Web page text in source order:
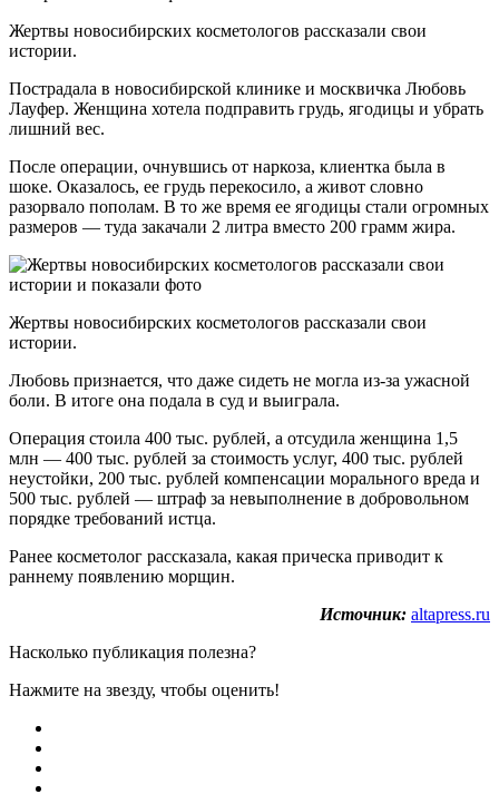
Жертвы новосибирских косметологов рассказали свои
истории.
Пострадала в новосибирской клинике и москвичка Любовь
Лауфер. Женщина хотела подправить грудь, ягодицы и убрать
лишний вес.
После операции, очнувшись от наркоза, клиентка была в
шоке. Оказалось, ее грудь перекосило, а живот словно
разорвало пополам. В то же время ее ягодицы стали огромных
размеров — туда закачали 2 литра вместо 200 грамм жира.
Жертвы новосибирских косметологов рассказали свои
истории.
Любовь признается, что даже сидеть не могла из-за ужасной
боли. В итоге она подала в суд и выиграла.
Операция стоила 400 тыс. рублей, а отсудила женщина 1,5
млн — 400 тыс. рублей за стоимость услуг, 400 тыс. рублей
неустойки, 200 тыс. рублей компенсации морального вреда и
500 тыс. рублей — штраф за невыполнение в добровольном
порядке требований истца.
Ранее косметолог рассказала, какая прическа приводит к
раннему появлению морщин.
Источник: altapress.ru
Насколько публикация полезна?
Нажмите на звезду, чтобы оценить!